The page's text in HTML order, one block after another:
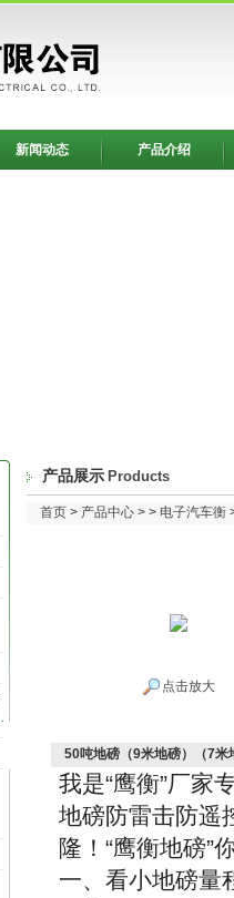
新闻动态 产品介绍
产品展示 Products
首页 > 产品中心 > > 电子汽车衡
点击放大
50吨地磅（9米地磅）（7米
我是“鹰衡”厂家
地磅防雷击防遥
隆！ “鹰衡地磅”
一、看小地磅量